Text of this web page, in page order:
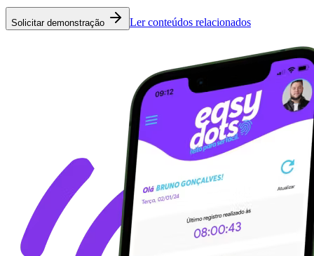
Solicitar demonstração Ler conteúdos relacionados